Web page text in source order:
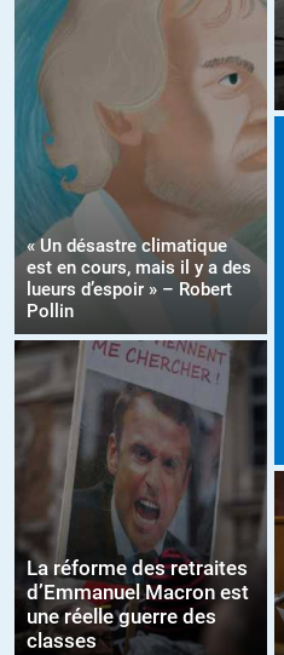
« Un désastre climatique
est en cours, mais il y a des
lueurs d’espoir » – Robert
Pollin
La réforme des retraites
d’Emmanuel Macron est
une réelle guerre des
classes